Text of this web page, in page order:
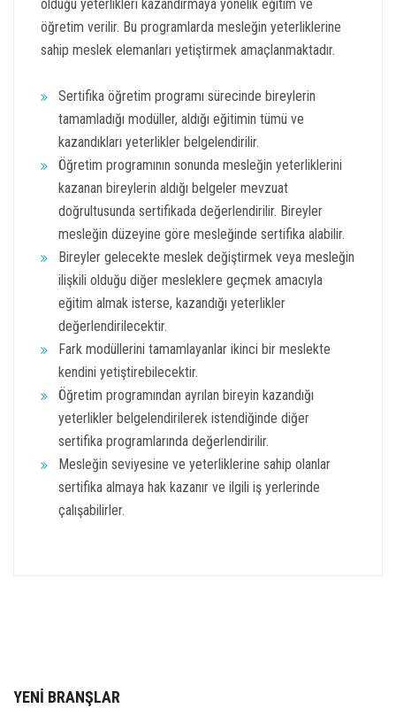
olduğu yeterlikleri kazandırmaya yönelik eğitim ve
öğretim verilir. Bu programlarda mesleğin yeterliklerine
sahip meslek elemanları yetiştirmek amaçlanmaktadır.
Sertifika öğretim programı sürecinde bireylerin
tamamladığı modüller, aldığı eğitimin tümü ve
kazandıkları yeterlikler belgelendirilir.
Öğretim programının sonunda mesleğin yeterliklerini
kazanan bireylerin aldığı belgeler mevzuat
doğrultusunda sertifikada değerlendirilir. Bireyler
mesleğin düzeyine göre mesleğinde sertifika alabilir.
Bireyler gelecekte meslek değiştirmek veya mesleğin
ilişkili olduğu diğer mesleklere geçmek amacıyla
eğitim almak isterse, kazandığı yeterlikler
değerlendirilecektir.
Fark modüllerini tamamlayanlar ikinci bir meslekte
kendini yetiştirebilecektir.
Öğretim programından ayrılan bireyin kazandığı
yeterlikler belgelendirilerek istendiğinde diğer
sertifika programlarında değerlendirilir.
Mesleğin seviyesine ve yeterliklerine sahip olanlar
sertifika almaya hak kazanır ve ilgili iş yerlerinde
çalışabilirler.
YENİ BRANŞLAR